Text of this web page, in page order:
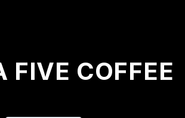
FIVE COFFEE